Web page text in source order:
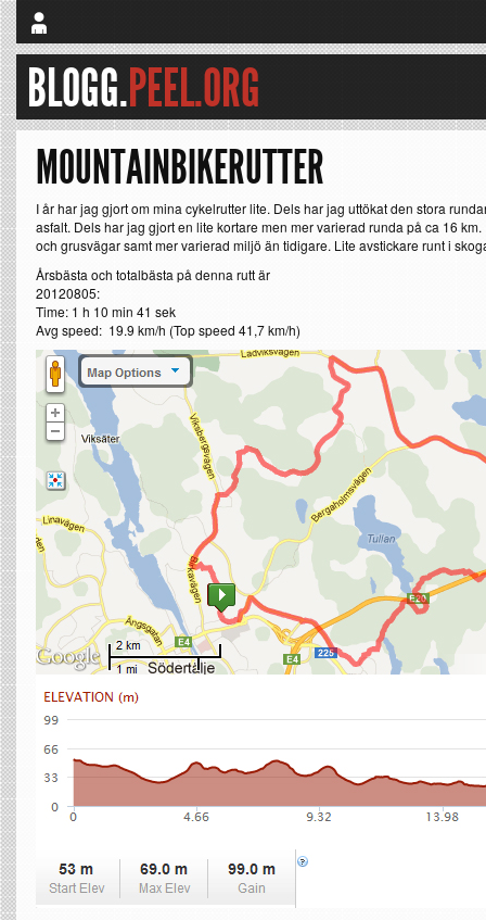
BLOGG.PEEL.ORG
MOUNTAINBIKERUTTER
I år har jag gjort om mina cykelrutter lite. Dels har jag uttökat den stora
asfalt. Dels har jag gjort en lite kortare men mer varierad runda på ca 16
och grusvägar samt mer varierad miljö än tidigare. Lite avstickare runt i
Årsbästa och totalbästa på denna rutt är
20120805:
Time: 1 h 10 min 41 sek
Avg speed: 19.9 km/h (Top speed 41,7 km/h)